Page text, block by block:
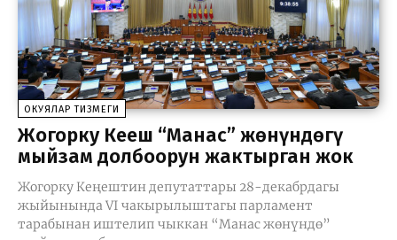
ОКУЯЛАР ТИЗМЕГИ
Жогорку Кеңеш “Манас” жөнүндөгү
мыйзам долбоорун жактырган жок
Жогорку Кеңештин депутаттары 28-декабрдагы
жыйынында VI чакырылыштагы парламент
тарабынан иштелип чыккан “Манас жөнүндө”